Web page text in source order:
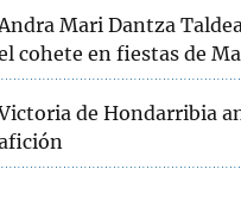
Mari Dantza
cohete en fiestas de
de Hondarribia